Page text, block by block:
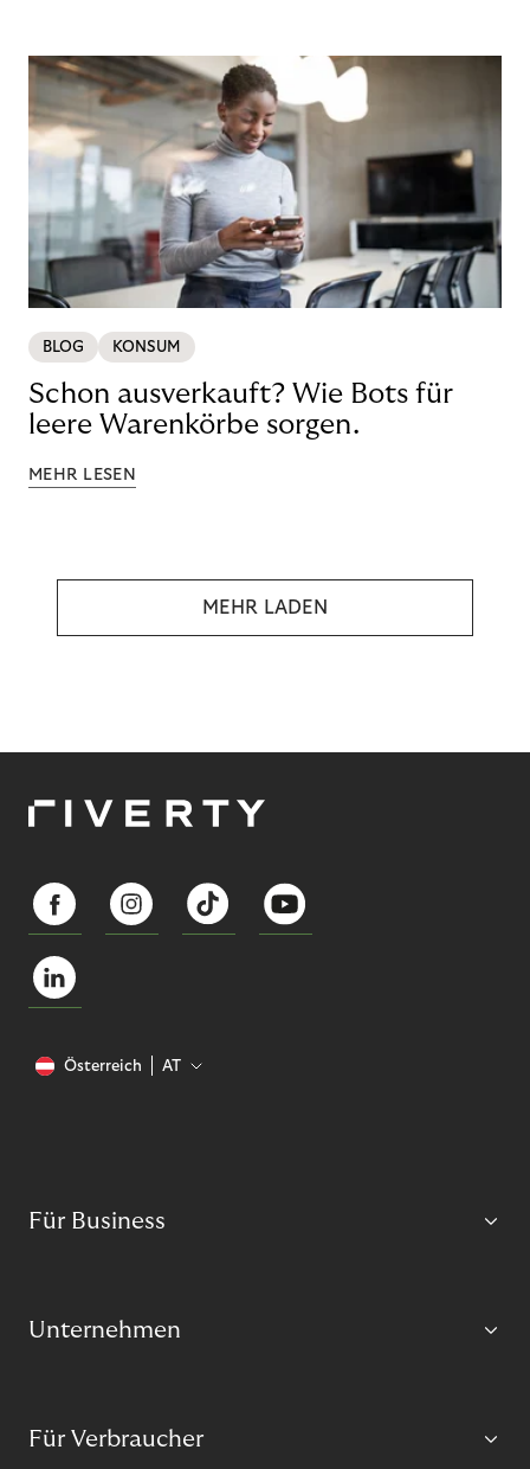
BLOG KONSUM
Schon ausverkauft? Wie Bots für
leere Warenkörbe sorgen.
MEHR LESEN
MEHR LADEN
Österreich AT
Für Business
Unternehmen
Für Verbraucher